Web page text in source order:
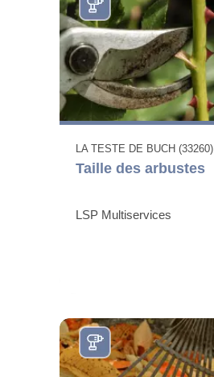
LA TESTE DE BUCH (33260)
Taille des arbustes
LSP Multiservices